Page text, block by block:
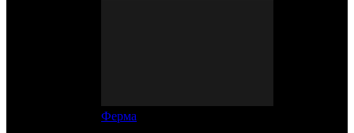
Ферма